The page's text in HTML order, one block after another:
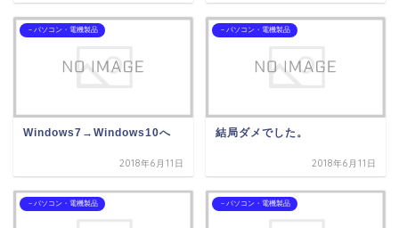
－パソコン・電機製品
Windows7→Windows10へ
2018年6月11日
－パソコン・電機製品
結局ダメでした。
2018年6月11日
－パソコン・電機製品 －パソコン・電機製品